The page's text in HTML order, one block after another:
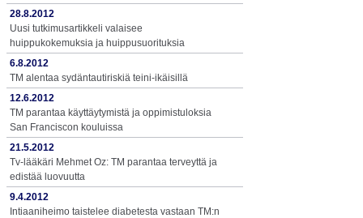
28.8.2012
Uusi tutkimusartikkeli valaisee
huippukokemuksia ja huippusuorituksia
6.8.2012
TM alentaa sydäntautiriskiä teini-ikäisillä
12.6.2012
TM parantaa käyttäytymistä ja oppimistuloksia
San Franciscon kouluissa
21.5.2012
Tv-lääkäri Mehmet Oz: TM parantaa terveyttä ja
edistää luovuutta
9.4.2012
Intiaaniheimo taistelee diabetesta vastaan TM:n